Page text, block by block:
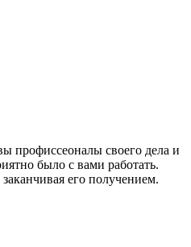
профиссеоналы своего дела и
было с вами работать.
его получением.